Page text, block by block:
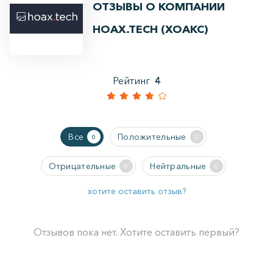
ОТЗЫВЫ О КОМПАНИИ
HOAX.TECH (ХОАКС)
Рейтинг 4
Все 0 Положительные 0
Отрицательные 0 Нейтральные 0
хотите оставить отзыв?
Отзывов пока нет. Хотите оставить первый?